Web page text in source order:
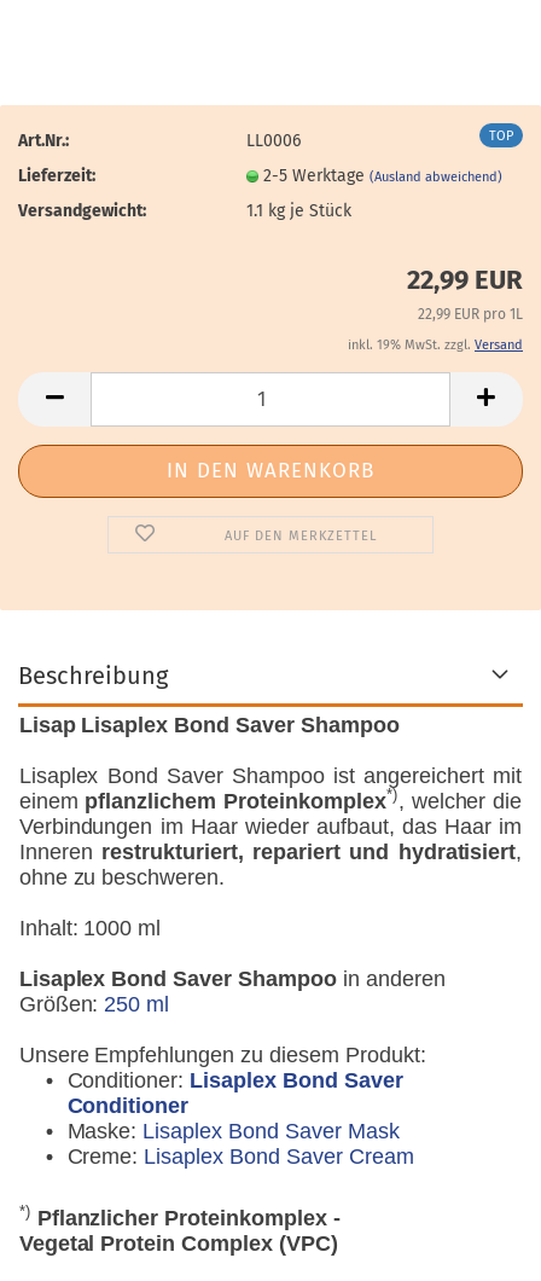
TOP
Art.Nr.:
LL0006
Lieferzeit:
2-5 Werktage(Ausland abweichend)
Versandgewicht: 1.1 kg je Stück
22,99 EUR
22,99 EUR pro 1L
inkl. 19% MwSt. zzgl. Versand
AUF DEN MERKZETTEL
Beschreibung
Lisap Lisaplex Bond Saver Shampoo
Lisaplex Bond Saver Shampoo ist angereichert mit
einem pflanzlichem Proteinkomplex*), welcher die
Verbindungen im Haar wieder aufbaut, das Haar im
Inneren restrukturiert, repariert und hydratisiert,
ohne zu beschweren.
Inhalt: 1000 ml
Lisaplex Bond Saver Shampooin anderen
Größen: 250 ml
Unsere Empfehlungen zu diesem Produkt:
Conditioner: Lisaplex Bond Saver
Conditioner
Maske: Lisaplex Bond Saver Mask
Creme: Lisaplex Bond Saver Cream
*) Pflanzlicher Proteinkomplex -
Vegetal Protein Complex(VPC)